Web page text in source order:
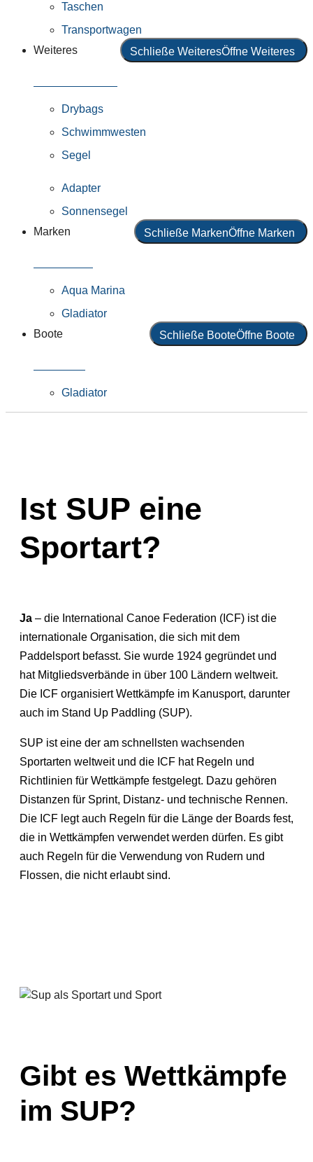
Taschen
Transportwagen
Weiteres
Schließe WeiteresÖffne Weiteres
Drybags
Schwimmwesten
Segel
Adapter
Sonnensegel
Marken
Schließe MarkenÖffne Marken
Aqua Marina
Gladiator
Boote
Schließe BooteÖffne Boote
Gladiator
Ist SUP eine
Sportart?
Ja – die International Canoe Federation (ICF) ist die
internationale Organisation, die sich mit dem
Paddelsport befasst. Sie wurde 1924 gegründet und
hat Mitgliedsverbände in über 100 Ländern weltweit.
Die ICF organisiert Wettkämpfe im Kanusport, darunter
auch im Stand Up Paddling (SUP).
SUP ist eine der am schnellsten wachsenden
Sportarten weltweit und die ICF hat Regeln und
Richtlinien für Wettkämpfe festgelegt. Dazu gehören
Distanzen für Sprint, Distanz- und technische Rennen.
Die ICF legt auch Regeln für die Länge der Boards fest,
die in Wettkämpfen verwendet werden dürfen. Es gibt
auch Regeln für die Verwendung von Rudern und
Flossen, die nicht erlaubt sind.
Gibt es Wettkämpfe
im SUP?